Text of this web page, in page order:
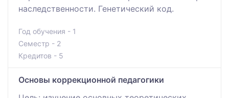
наследственности. Генетический код.
Год обучения - 1
Семестр - 2
Кредитов - 5
Основы коррекционной педагогики